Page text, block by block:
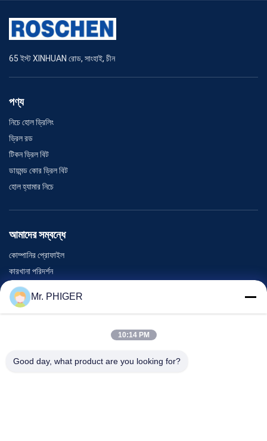
65 ইস্ট XINHUAN রোড, সাংহাই, চীন
পণ্য
নিচে হোল ড্রিলিং
ড্রিল রড
টিকন ড্রিল বিট
ডায়মন্ড কোর ড্রিল বিট
হোল হ্যামার নিচে
আমাদের সম্বন্ধে
কোম্পানির প্রোফাইল
কারখানা পরিদর্শন
গুণমান নিয়ন্ত্রণ
সাইট ম্যাপ
ঘটনা
Mr. PHIGER
10:14 PM
Good day, what product are you looking for?